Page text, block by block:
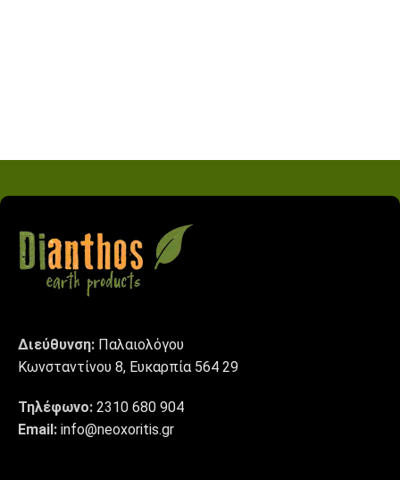
Διεύθυνση: Παλαιολόγου
Κωνσταντίνου 8, Ευκαρπία 564 29
Τηλέφωνο: 2310 680 904
Email: info@neoxoritis.gr